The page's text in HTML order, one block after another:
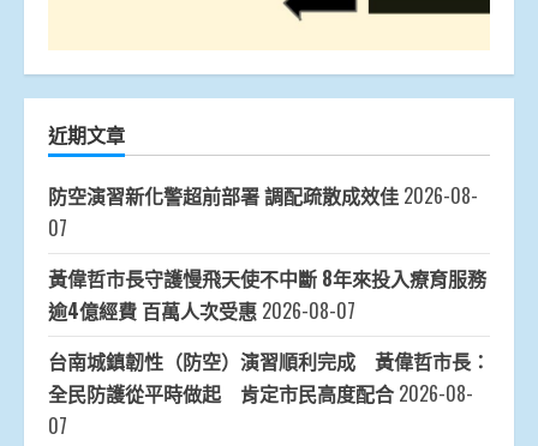
近期文章
防空演習新化警超前部署 調配疏散成效佳 2026-08-
07
黃偉哲市長守護慢飛天使不中斷 8年來投入療育服務
逾4億經費 百萬人次受惠 2026-08-07
台南城鎮韌性（防空）演習順利完成 黃偉哲市長：
全民防護從平時做起 肯定市民高度配合 2026-08-
07